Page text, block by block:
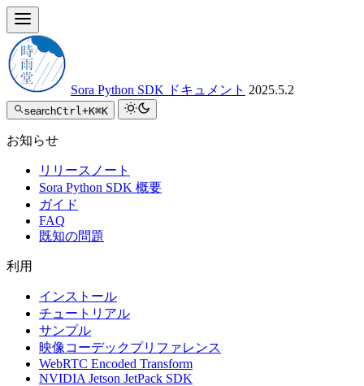
Sora Python SDK ドキュメント 2025.5.2
searchCtrl+K⌘K
お知らせ
リリースノート
Sora Python SDK 概要
ガイド
FAQ
既知の問題
利用
インストール
チュートリアル
サンプル
映像コーデックプリファレンス
WebRTC Encoded Transform
NVIDIA Jetson JetPack SDK